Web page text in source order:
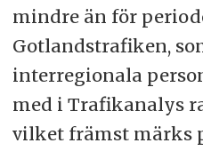
mindre än för
Gotlandstrafiken,
interregionala
med i Trafikanalys
vilket främst märks